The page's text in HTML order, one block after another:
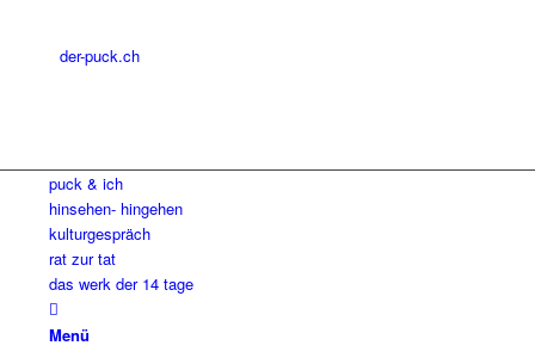
puck & ich
hinsehen- hingehen
kulturgespräch
rat zur tat
das werk der 14 tage
Menü